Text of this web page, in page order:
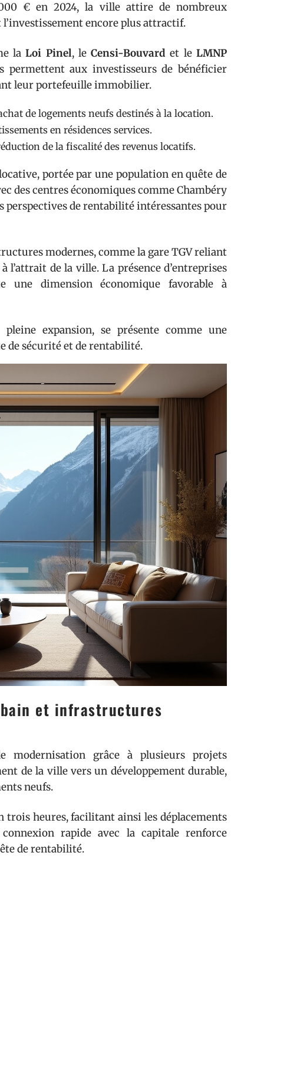
€ en 2024, la ville attire de nombreux
encore plus attractif.
laLoi Pinel, leCensi-Bouvard et leLMNP
permettent aux investisseurs de bénéficier
leur portefeuille immobilier.
de logements neufs destinés à la location.
en résidences services.
de la fiscalité des revenus locatifs.
portée par une population en quête de
des centres économiques comme Chambéry
perspectives de rentabilité intéressantes pour
modernes, comme la gare TGV reliant
de la ville. La présence d’entreprises
une dimension économique favorable à
expansion, se présente comme une
de sécurité et de rentabilité.
et infrastructures
modernisation grâce à plusieurs projets
de la ville vers un développement durable,
neufs.
trois heures, facilitant ainsi les déplacements
rapide avec la capitale renforce
de rentabilité.